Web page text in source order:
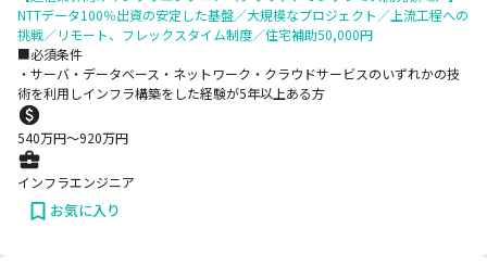
NTTデータ100％出資の安定した基盤／大規模なプロジェクト／上流工程への
挑戦／リモート、フレックスタイム制度／住宅補助50,000円
■必須条件
・サーバ・データベース・ネットワーク・クラウドサービスのいずれかの技
術を利用しインフラ構築をした経験が5年以上ある方
540万円〜920万円
インフラエンジニア
お気に入り